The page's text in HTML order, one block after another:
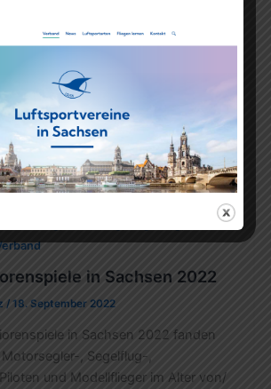
in Sachsen 2022
/ 18. September 2022
in Sachsen 2022 fanden
, Segelflug-,
und Modellflieger im Alter von/